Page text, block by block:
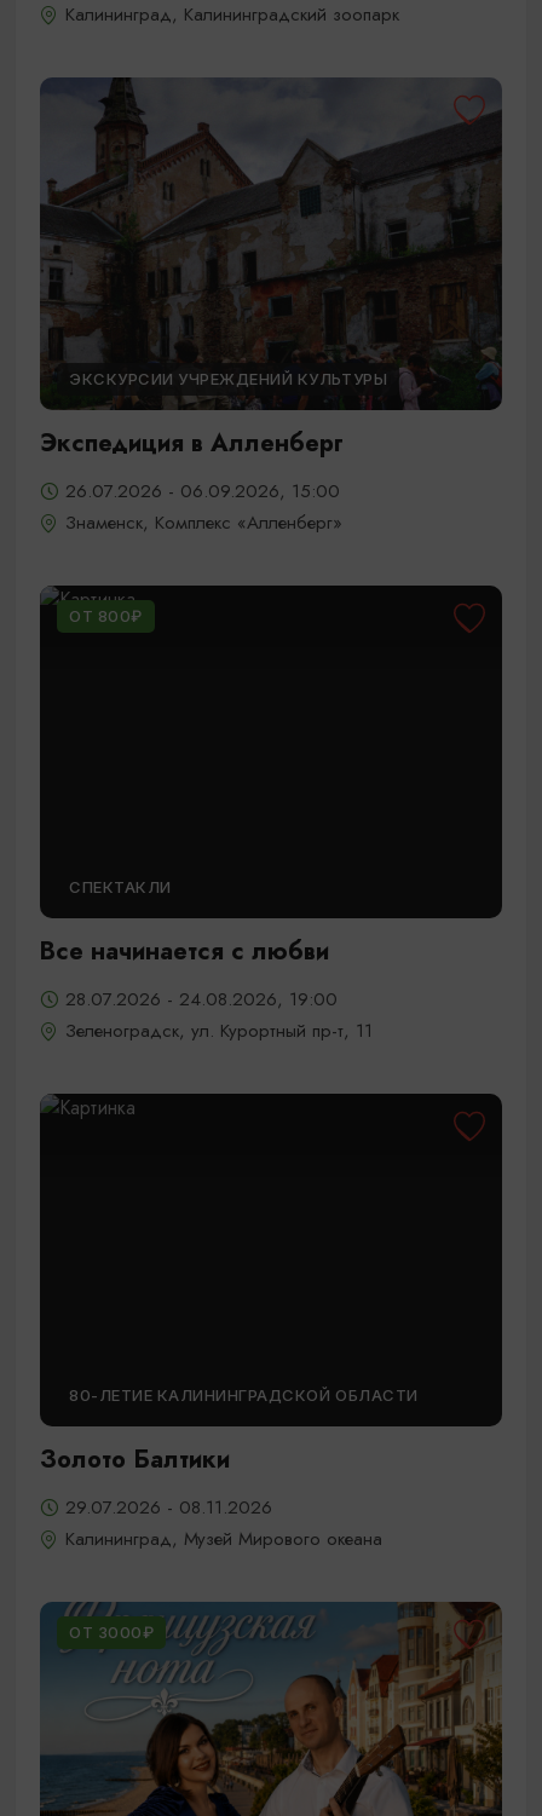
Калининград, Калининградский зоопарк
ЭКСКУРСИИ УЧРЕЖДЕНИЙ КУЛЬТУРЫ
Экспедиция в Алленберг
26.07.2026 - 06.09.2026, 15:00
Знаменск, Комплекс «Алленберг»
ОТ 800₽
СПЕКТАКЛИ
Все начинается с любви
28.07.2026 - 24.08.2026, 19:00
Зеленоградск, ул. Курортный пр-т, 11
80-ЛЕТИЕ КАЛИНИНГРАДСКОЙ ОБЛАСТИ
Золото Балтики
29.07.2026 - 08.11.2026
Калининград, Музей Мирового океана
ОТ 3000₽